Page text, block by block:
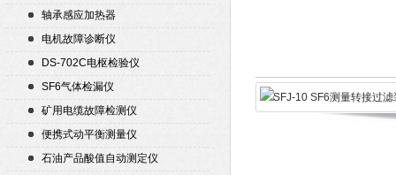
轴承感应加热器
电机故障诊断仪
DS-702C电枢检验仪
SF6气体检漏仪
矿用电缆故障检测仪
便携式动平衡测量仪
石油产品酸值自动测定仪